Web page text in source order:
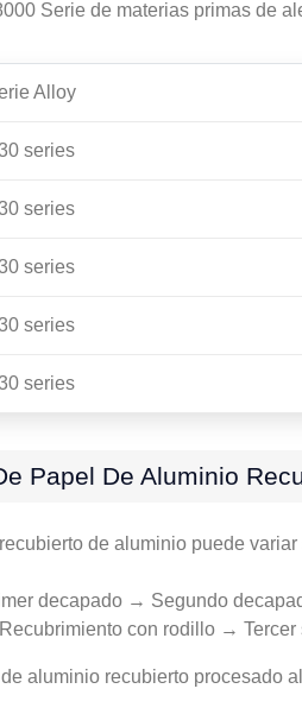
Serie de materias primas de
Alloy
series
series
series
series
series
Papel De Aluminio
de aluminio puede
decapado → Segundo
con rodillo →
aluminio recubierto procesado